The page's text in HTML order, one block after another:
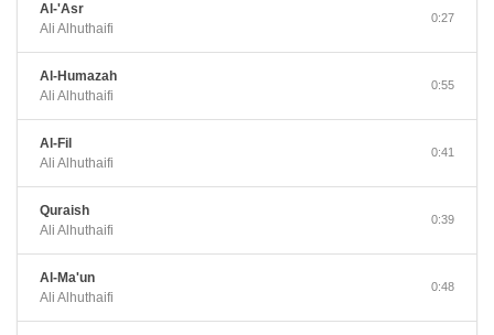
Al-'Asr
Ali Alhuthaifi
0:27
Al-Humazah
Ali Alhuthaifi
0:55
Al-Fil
Ali Alhuthaifi
0:41
Quraish
Ali Alhuthaifi
0:39
Al-Ma'un
Ali Alhuthaifi
0:48